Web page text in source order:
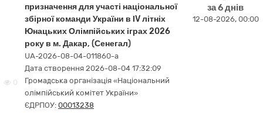
0
призначення для участі національної
збірної команди України в ІV літніх
Юнацьких Олімпійських іграх 2026
року в м. Дакар, (Сенегал)
UA-2026-08-04-011860-a
Дата створення 2026-08-04 17:32:09
Громадська організація «Національний
олімпійський комітет України»
ЄДРПОУ: 00013238
за 6 днів
12-08-2026, 00:00